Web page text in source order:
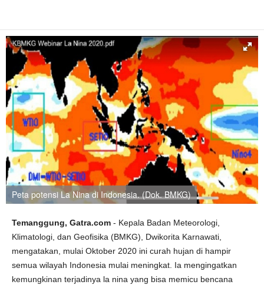
Peta potensi La Nina di Indonesia. (Dok. BMKG)
Temanggung, Gatra.com - Kepala Badan Meteorologi,
Klimatologi, dan Geofisika (BMKG), Dwikorita Karnawati,
mengatakan, mulai Oktober 2020 ini curah hujan di hampir
semua wilayah Indonesia mulai meningkat. Ia mengingatkan
kemungkinan terjadinya la nina yang bisa memicu bencana